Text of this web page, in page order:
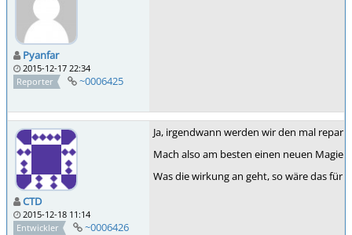
Pyanfar
2015-12-17 22:34
Reporter
~0006425
CTD
2015-12-18 11:14
Entwickler
~0006426
Ja, irgendwann werden wir den mal
Mach also am besten einen neuen Magier.
Was die wirkung an geht, so wäre das für